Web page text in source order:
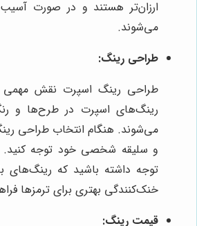
ارزان‌تر هستند و در صورت
می‌شوند.
طراحی رینگ:
طراحی رینگ اسپرت نقش مهمی
رینگ‌های اسپرت در طرح‌ها و
می‌شوند. هنگام انتخاب طراحی
و سلیقه شخصی خود توجه کنید.
توجه داشته باشید که رینگ‌های
خنک‌کنندگی بهتری برای ترمزها
قیمت رینگ: